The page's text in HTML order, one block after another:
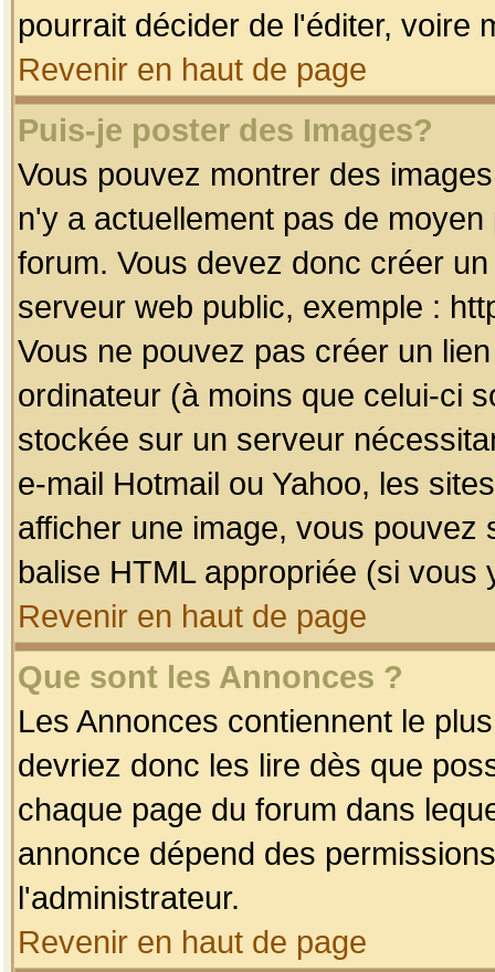
pourrait décider de l'éditer, voire
Revenir en haut de page
Puis-je poster des Images?
Vous pouvez montrer des
n'y a actuellement pas de
forum. Vous devez donc créer
serveur web public, exemple :
Vous ne pouvez pas créer un
ordinateur (à moins que celui-ci
stockée sur un serveur
e-mail Hotmail ou Yahoo, les
afficher une image, vous pouvez
balise HTML appropriée (si vous
Revenir en haut de page
Que sont les Annonces ?
Les Annonces contiennent le
devriez donc les lire dès que
chaque page du forum dans
annonce dépend des
l'administrateur.
Revenir en haut de page